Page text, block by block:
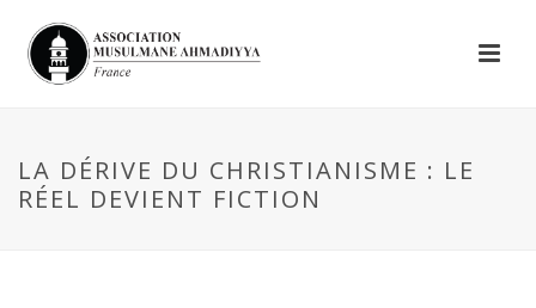
LA DÉRIVE DU CHRISTIANISME : LE
RÉEL DEVIENT FICTION